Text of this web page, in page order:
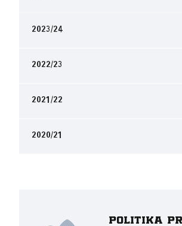
2023/24
2022/23
2021/22
2020/21
Politika